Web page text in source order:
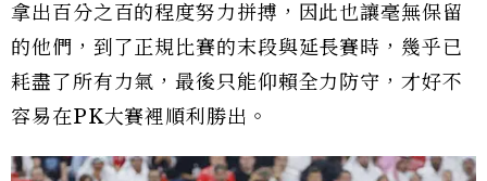
拿出百分之百的程度努力拼搏，因此也讓毫無保留
的他們，到了正規比賽的末段與延長賽時，幾乎已
耗盡了所有力氣，最後只能仰賴全力防守，才好不
容易在PK大賽裡順利勝出。